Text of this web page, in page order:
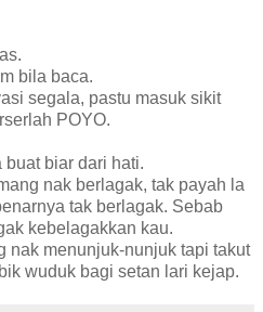
bila baca.
segala, pastu masuk sikit
POYO.
buat biar dari hati.
nak berlagak, tak payah la
tak berlagak. Sebab
kebelagakkan kau.
nak menunjuk-nunjuk tapi takut
wuduk bagi setan lari kejap.